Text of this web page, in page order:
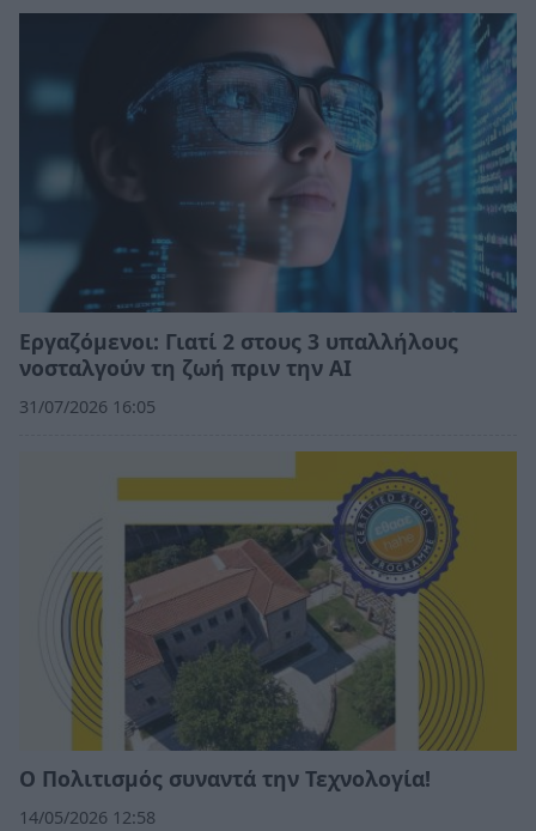
Εργαζόμενοι: Γιατί 2 στους 3 υπαλλήλους
νοσταλγούν τη ζωή πριν την ΑΙ
31/07/2026 16:05
Ο Πολιτισμός συναντά την Τεχνολογία!
14/05/2026 12:58